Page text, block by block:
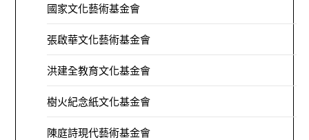
國家文化藝術基金會
張啟華文化藝術基金會
洪建全教育文化基金會
樹火紀念紙文化基金會
陳庭詩現代藝術基金會